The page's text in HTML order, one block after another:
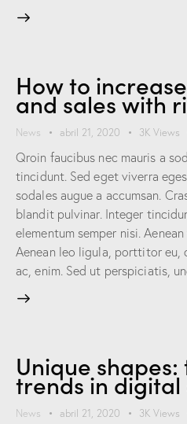
How to
and sales with
News abril 21, 2020 3K Views
Qroin faucibus nec mauris a
tincidunt. Sed eget viverra
sodales augue a accumsan.
blandit pulvinar. Integer
elementum semper nisi.
Aenean leo ligula, porttitor eu,
ac, enim. Sed ut perspiciatis,
Unique
trends in digital
News abril 21, 2020 3K Views